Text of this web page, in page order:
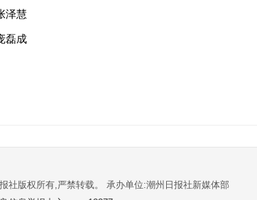
泽慧
磊成
社版权所有,严禁转载。 承办单位:潮州日报社新媒体部